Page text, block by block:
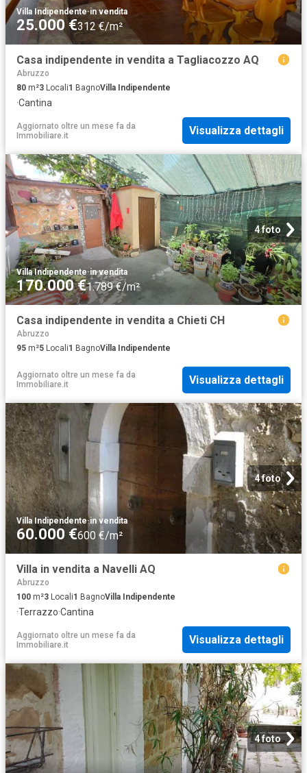
Villa Indipendente·in vendita
25.000 €312 €/m²
Casa indipendente in vendita a Tagliacozzo AQ
Abruzzo
80 m²3 Locali1 BagnoVilla Indipendente
·Cantina
Aggiornato oltre un mese fa da
Immobiliare.it
Visualizza dettagli
4 foto
Villa Indipendente·in vendita
170.000 €1.789 €/m²
Casa indipendente in vendita a Chieti CH
Abruzzo
95 m²5 Locali1 BagnoVilla Indipendente
Aggiornato oltre un mese fa da
Immobiliare.it
Visualizza dettagli
4 foto
Villa Indipendente·in vendita
60.000 €600 €/m²
Villa in vendita a Navelli AQ
Abruzzo
100 m²3 Locali1 BagnoVilla Indipendente
·Terrazzo·Cantina
Aggiornato oltre un mese fa da
Immobiliare.it
Visualizza dettagli
4 foto